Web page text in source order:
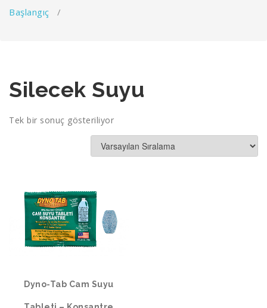
Başlangıç /
Silecek Suyu
Tek bir sonuç gösteriliyor
Dyno-Tab Cam Suyu